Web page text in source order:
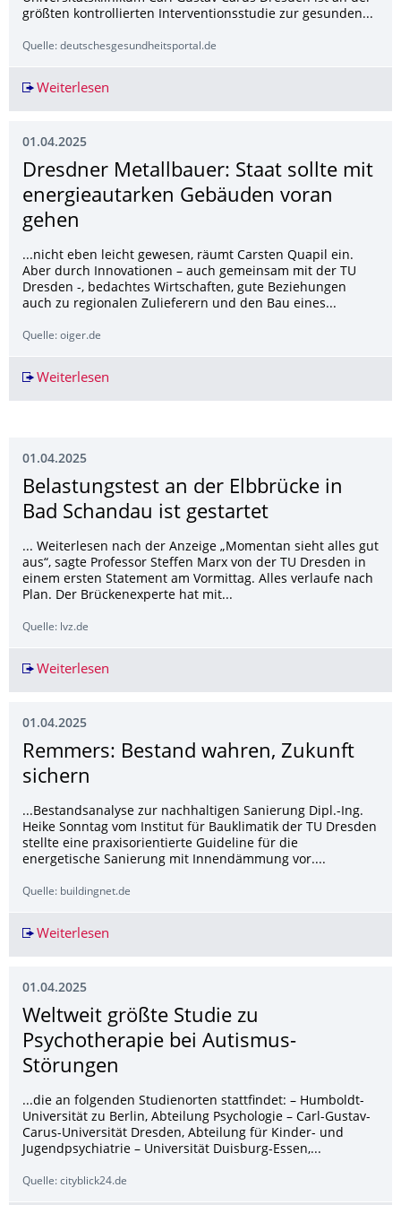
größten kontrollierten Interventionsstudie zur gesunden...
Quelle: deutschesgesundheitsportal.de
Weiterlesen
01.04.2025
Dresdner Metallbauer: Staat sollte mit
energieautarken Gebäuden voran
gehen
...nicht eben leicht gewesen, räumt Carsten Quapil ein.
Aber durch Innovationen – auch gemeinsam mit der TU
Dresden -, bedachtes Wirtschaften, gute Beziehungen
auch zu regionalen Zulieferern und den Bau eines...
Quelle: oiger.de
Weiterlesen
01.04.2025
Belastungstest an der Elbbrücke in
Bad Schandau ist gestartet
... Weiterlesen nach der Anzeige „Momentan sieht alles gut
aus“, sagte Professor Steffen Marx von der TU Dresden in
einem ersten Statement am Vormittag. Alles verlaufe nach
Plan. Der Brückenexperte hat mit...
Quelle: lvz.de
Weiterlesen
01.04.2025
Remmers: Bestand wahren, Zukunft
sichern
...Bestandsanalyse zur nachhaltigen Sanierung Dipl.-Ing.
Heike Sonntag vom Institut für Bauklimatik der TU Dresden
stellte eine praxisorientierte Guideline für die
energetische Sanierung mit Innendämmung vor....
Quelle: buildingnet.de
Weiterlesen
01.04.2025
Weltweit größte Studie zu
Psychotherapie bei Autismus-
Störungen
...die an folgenden Studienorten stattfindet: – Humboldt-
Universität zu Berlin, Abteilung Psychologie – Carl-Gustav-
Carus-Universität Dresden, Abteilung für Kinder- und
Jugendpsychiatrie – Universität Duisburg-Essen,...
Quelle: cityblick24.de